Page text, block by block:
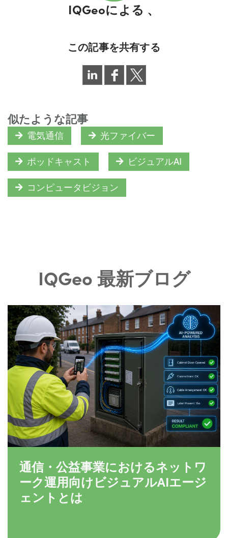
IQGeoによる 、
この記事を共有する
似たような記事
電気通信 光ファイバー
ポッドキャスト ビジュアルAI
コンピュータビジョン
IQGeo 最新ブログ
通信・公益事業におけるネットワ
ーク運用向けビジュアルAIエージ
ェントとは